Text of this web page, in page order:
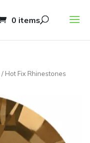
0 items
/ Hot Fix Rhinestones